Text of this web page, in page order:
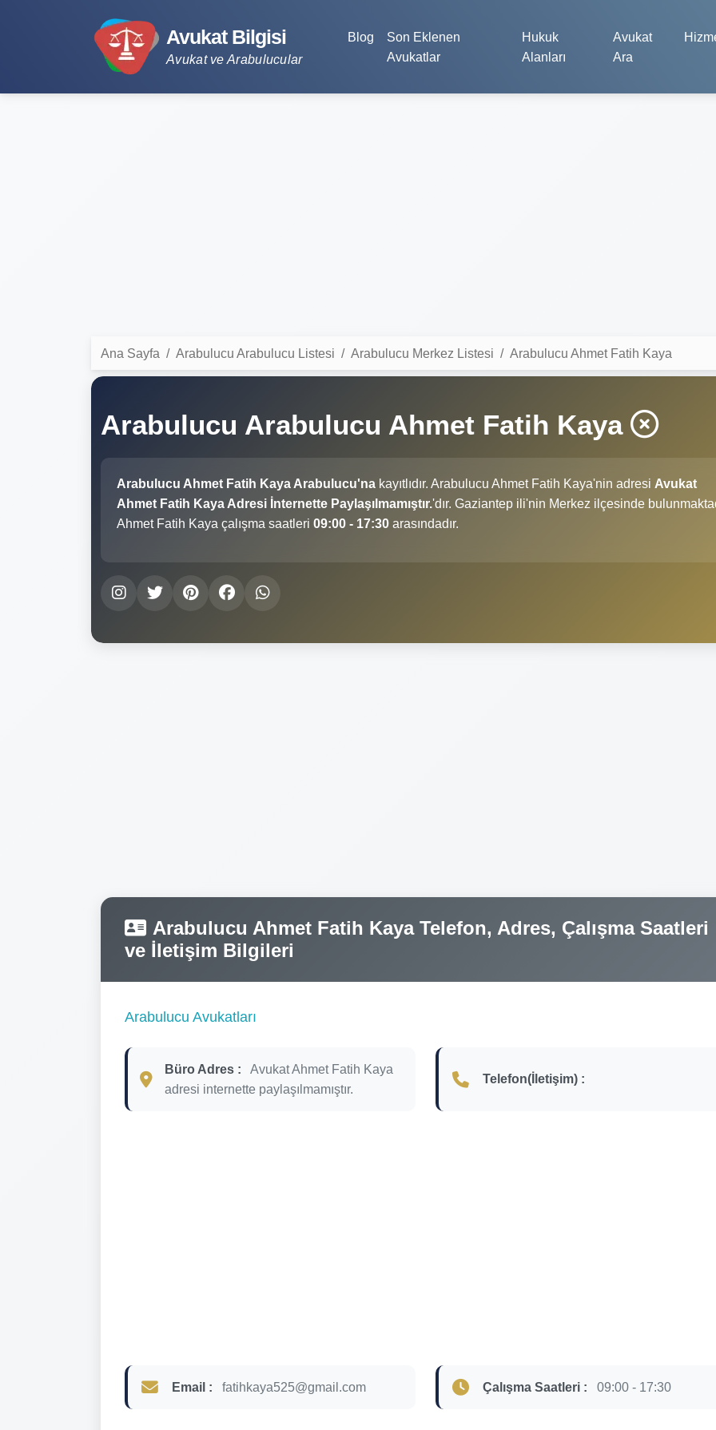
Avukat Bilgisi
Avukat ve Arabulucular
Blog
Son Eklenen
Avukatlar
Hukuk
Alanları
Avukat
Ara
Ana Sayfa Arabulucu Arabulucu Listesi Arabulucu Merkez Listesi Arabulucu Ahmet Fatih Kaya
Arabulucu Arabulucu Ahmet Fatih Kaya
Arabulucu Ahmet Fatih Kaya Arabulucu'na kayıtlıdır. Arabulucu Ahmet Fatih Kaya'nin adresi Avukat
Ahmet Fatih Kaya Adresi İnternette Paylaşılmamıştır.'dır. Gaziantep ili'nin Merkez ilçesinde
Ahmet Fatih Kaya çalışma saatleri 09:00 - 17:30 arasındadır.
Arabulucu Ahmet Fatih Kaya Telefon, Adres, Çalışma Saatleri
ve İletişim Bilgileri
Arabulucu Avukatları
Büro Adres :
Avukat Ahmet Fatih Kaya
adresi internette paylaşılmamıştır.
Telefon(İletişim) :
Email : fatihkaya525@gmail.com Çalışma Saatleri : 09:00 - 17:30